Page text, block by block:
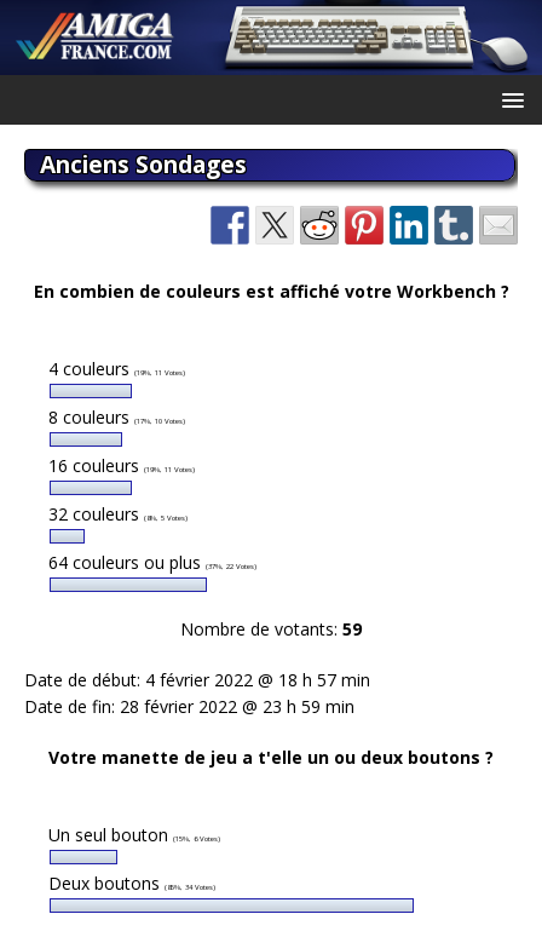
Anciens Sondages
En combien de couleurs est affiché votre Workbench ?
4 couleurs (19%, 11 Votes)
8 couleurs (17%, 10 Votes)
16 couleurs (19%, 11 Votes)
32 couleurs (8%, 5 Votes)
64 couleurs ou plus (37%, 22 Votes)
Nombre de votants: 59
Date de début: 4 février 2022 @ 18 h 57 min
Date de fin: 28 février 2022 @ 23 h 59 min
Votre manette de jeu a t'elle un ou deux boutons ?
Un seul bouton (15%, 6 Votes)
Deux boutons (85%, 34 Votes)